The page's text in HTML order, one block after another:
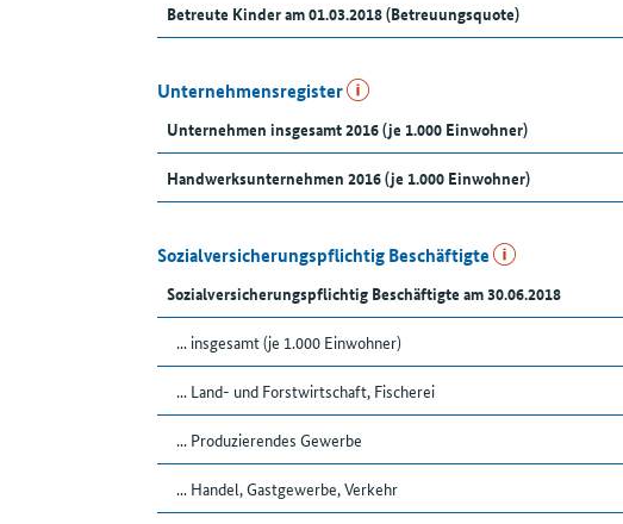
Betreute Kinder am 01.03.2018 (Betreuungsquote)
Unternehmensregister
Unternehmen insgesamt 2016 (je 1.000 Einwohner)
Handwerksunternehmen 2016 (je 1.000 Einwohner)
Sozialversicherungspflichtig Beschäftigte
Sozialversicherungspflichtig Beschäftigte am 30.06.2018
... insgesamt (je 1.000 Einwohner)
... Land- und Forstwirtschaft, Fischerei
... Produzierendes Gewerbe
... Handel, Gastgewerbe, Verkehr